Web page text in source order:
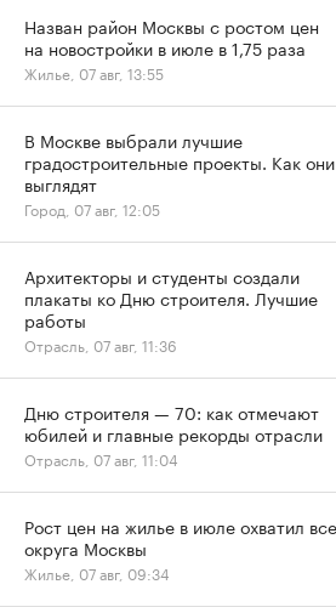
Назван район Москвы с ростом цен
на новостройки в июле в 1,75 раза
Жилье, 07 авг, 13:55
В Москве выбрали лучшие
градостроительные проекты. Как они
выглядят
Город, 07 авг, 12:05
Архитекторы и студенты создали
плакаты ко Дню строителя. Лучшие
работы
Отрасль, 07 авг, 11:36
Дню строителя — 70: как отмечают
юбилей и главные рекорды отрасли
Отрасль, 07 авг, 11:04
Рост цен на жилье в июле охватил все
округа Москвы
Жилье, 07 авг, 09:34